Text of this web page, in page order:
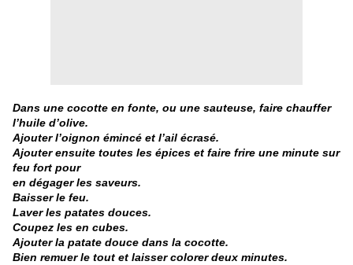
Dans une cocotte en fonte, ou une sauteuse, faire chauffer
l’huile d’olive.
Ajouter l’oignon émincé et l’ail écrasé.
Ajouter ensuite toutes les épices et faire frire une minute sur
feu fort pour
en dégager les saveurs.
Baisser le feu.
Laver les patates douces.
Coupez les en cubes.
Ajouter la patate douce dans la cocotte.
Bien remuer le tout et laisser colorer deux minutes.